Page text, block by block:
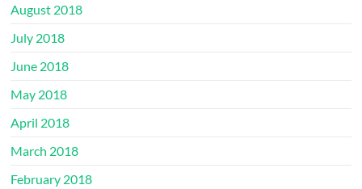
August 2018
July 2018
June 2018
May 2018
April 2018
March 2018
February 2018